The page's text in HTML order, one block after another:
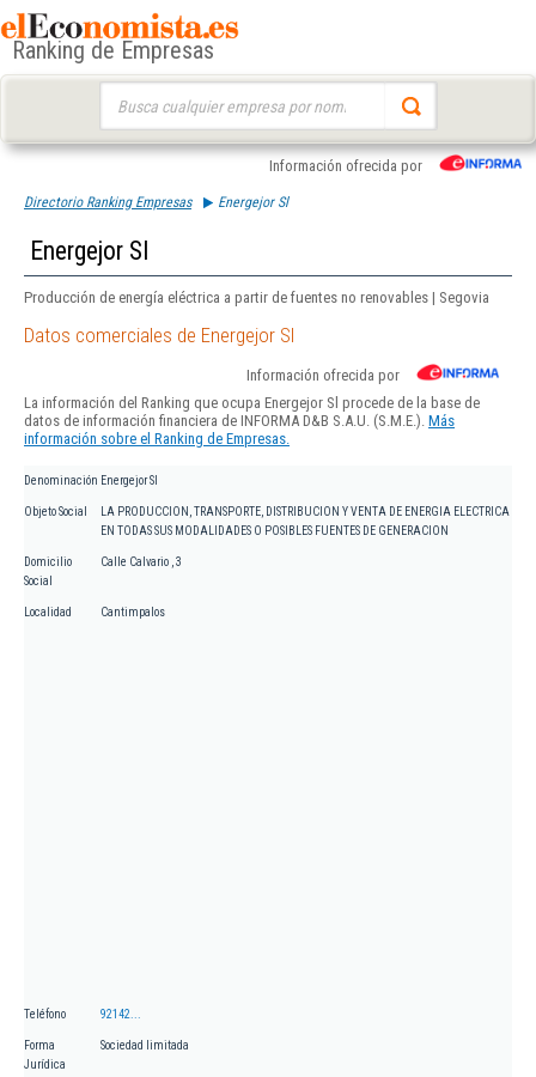
Ranking de Empresas
Información ofrecida por
Directorio Ranking Empresas Energejor Sl
Energejor Sl
Producción de energía eléctrica a partir de fuentes no renovables | Segovia
Datos comerciales de Energejor Sl
Información ofrecida por
La información del Ranking que ocupa Energejor Sl procede de la base de
datos de información financiera de INFORMA D&B S.A.U. (S.M.E.). Más
información sobre el Ranking de Empresas.
Denominación Energejor Sl
Objeto Social
LA PRODUCCION, TRANSPORTE, DISTRIBUCION Y VENTA DE ENERGIA ELECTRICA
EN TODAS SUS MODALIDADES O POSIBLES FUENTES DE GENERACION
Domicilio
Social
Calle Calvario , 3
Localidad Cantimpalos
Teléfono 92142...
Forma
Jurídica
Sociedad limitada